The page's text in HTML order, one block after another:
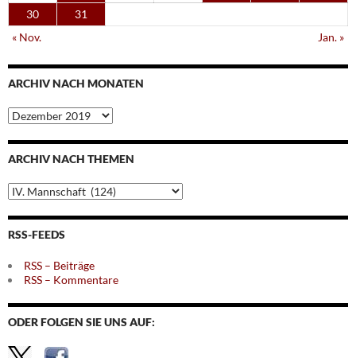
30
31
« Nov.
Jan. »
ARCHIV NACH MONATEN
Archiv
nach
Monaten
ARCHIV NACH THEMEN
Archiv
nach
Themen
RSS-FEEDS
RSS – Beiträge
RSS – Kommentare
ODER FOLGEN SIE UNS AUF: